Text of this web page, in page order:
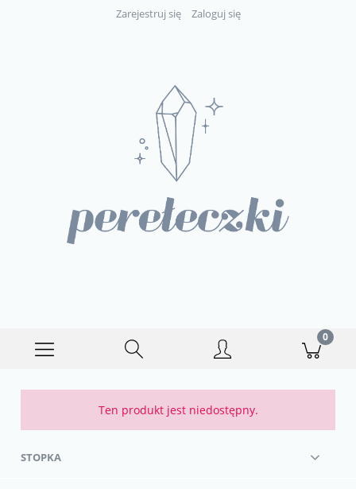
Zarejestruj się Zaloguj się
Ten produkt jest niedostępny.
STOPKA